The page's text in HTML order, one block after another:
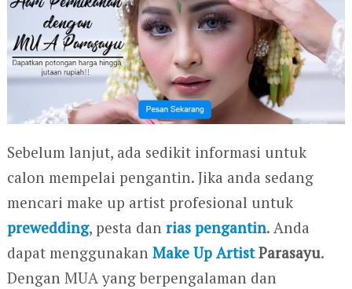
Sebelum lanjut, ada sedikit informasi untuk
calon mempelai pengantin. Jika anda sedang
mencari make up artist profesional untuk
prewedding, pesta dan rias pengantin. Anda
dapat menggunakan Make Up ArtistParasayu.
Dengan MUA yang berpengalaman dan